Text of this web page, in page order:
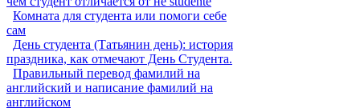
Комната для студента или помоги себе
сам
День студента (Татьянин день): история
праздника, как отмечают День Студента.
Правильный перевод фамилий на
английский и написание фамилий на
английском